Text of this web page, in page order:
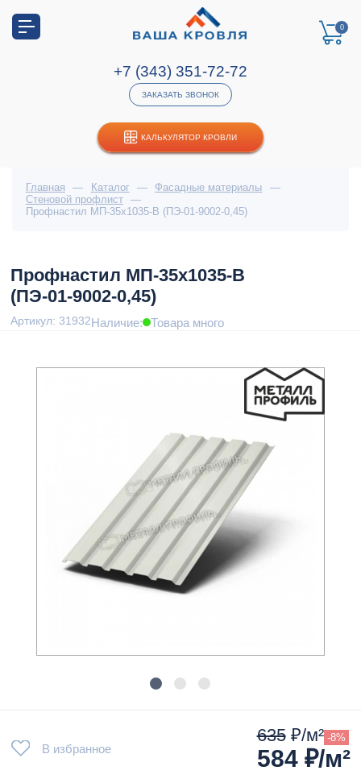
КАЛЬКУЛЯТОР КРОВЛИ
0
+7 (343) 351-72-72
ЗАКАЗАТЬ ЗВОНОК
Главная — Каталог — Фасадные материалы
—
Стеновой профлист
—
Профнастил МП-35x1035-B (ПЭ-01-9002-0,45)
Профнастил МП-35x1035-B
(ПЭ-01-9002-0,45)
Артикул: 31932Наличие: Товара много
В избранное
635₽/м² -8%
584₽/м²